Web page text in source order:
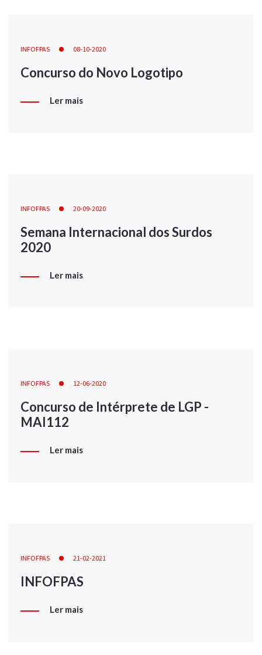
INFOFPAS 08-10-2020
Concurso do Novo Logotipo
Ler mais
INFOFPAS 20-09-2020
Semana Internacional dos Surdos
2020
Ler mais
INFOFPAS 12-06-2020
Concurso de Intérprete de LGP -
MAI112
Ler mais
INFOFPAS 21-02-2021
INFOFPAS
Ler mais